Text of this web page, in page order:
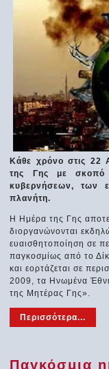
Κάθε χρόνο στις 22
της Γης με σκοπό
κυβερνήσεων, των
πλανήτη.
Η Ημέρα της Γης
διοργανώνονται
ευαισθητοποίηση σε
παγκοσμίως από το
και εορτάζεται σε
2009, τα Ηνωμένα
της Μητέρας Γης».
Περισσότερα...
Παγκόσμια